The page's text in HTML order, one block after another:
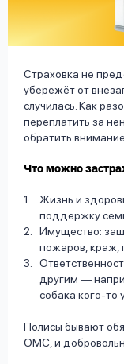
Страховка не
убережёт от
случилась. Как
переплатить за
обратить
Что можно
Жизнь и
поддержку
Имущество:
пожаров, краж,
другим —
собака кого-то
Полисы бывают
ОМС, и
Войти под другим
вопрос
на
вопросы